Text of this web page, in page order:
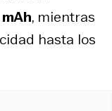
, mientras
hasta los